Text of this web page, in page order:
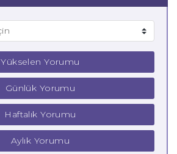
Yükselen Yorumu
Günlük Yorumu
Haftalık Yorumu
Aylık Yorumu